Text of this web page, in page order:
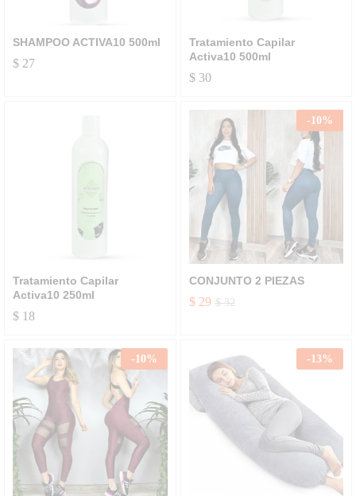
SHAMPOO ACTIVA10 500ml
$ 27
Tratamiento Capilar
Activa10 500ml
$30
Tratamiento Capilar
Activa10 250ml
$ 18
-10%
CONJUNTO 2 PIEZAS
$29 $32
-10% -13%